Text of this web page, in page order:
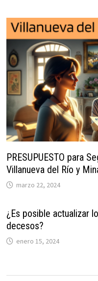
PRESUPUESTO para
Villanueva del Río y
marzo 22, 2024
¿Es posible actualizar
decesos?
enero 15, 2024